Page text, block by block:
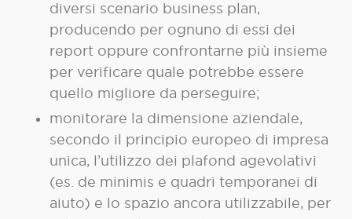
diversi scenario business plan,
producendo per ognuno di essi dei
report oppure confrontarne più insieme
per verificare quale potrebbe essere
quello migliore da perseguire;
monitorare la dimensione aziendale,
secondo il principio europeo di impresa
unica, l’utilizzo dei plafond agevolativi
(es. de minimis e quadri temporanei di
aiuto) e lo spazio ancora utilizzabile, per